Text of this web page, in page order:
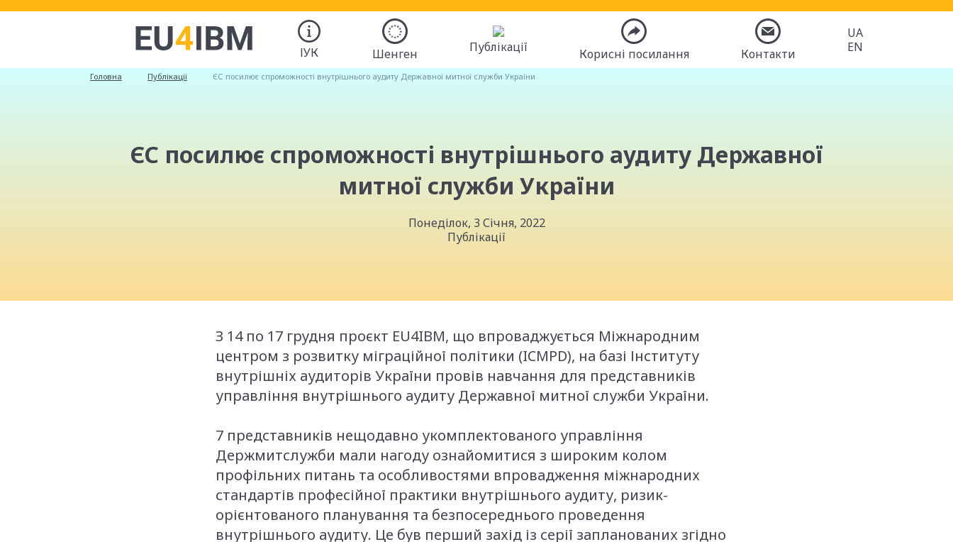
ІУК Шенген Публікації Корисні посилання Контакти
UA
EN
Головна Публікації ЄС посилює спроможності внутрішнього аудиту Державної митної служби України
ЄС посилює спроможності внутрішнього аудиту Державної
митної служби України
Понеділок, 3 Січня, 2022
Публікації
З 14 по 17 грудня проєкт EU4IBM, що впроваджується Міжнародним
центром з розвитку міграційної політики (ICMPD), на базі Інституту
внутрішніх аудиторів України провів навчання для представників
управління внутрішнього аудиту Державної митної служби України.
7 представників нещодавно укомплектованого управління
Держмитслужби мали нагоду ознайомитися з широким колом
профільних питань та особливостями впровадження міжнародних
стандартів професійної практики внутрішнього аудиту, ризик-
орієнтованого планування та безпосереднього проведення
внутрішнього аудиту. Це був перший захід із серії запланованих згідно